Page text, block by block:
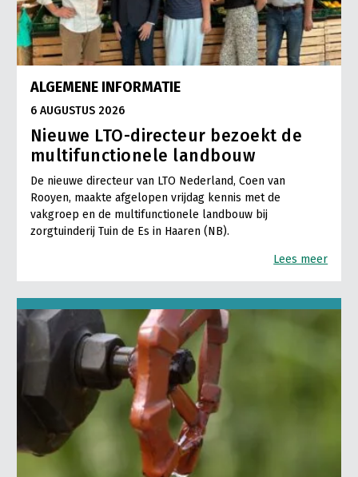
ALGEMENE INFORMATIE
6 AUGUSTUS 2026
Nieuwe LTO-directeur bezoekt de
multifunctionele landbouw
De nieuwe directeur van LTO Nederland, Coen van
Rooyen, maakte afgelopen vrijdag kennis met de
vakgroep en de multifunctionele landbouw bij
zorgtuinderij Tuin de Es in Haaren (NB).
Lees meer